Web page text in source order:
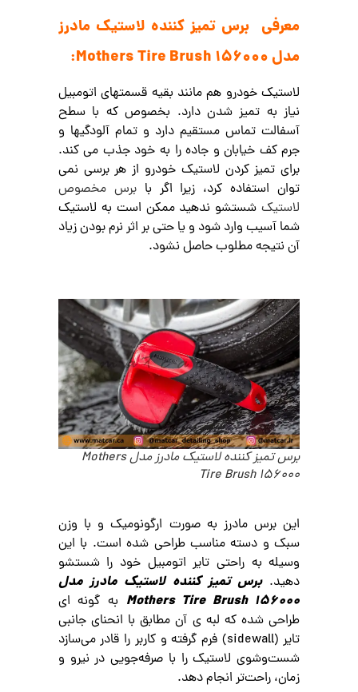
معرفی برس تمیز کننده لاستیک مادرز
مدل Mothers Tire Brush 156000:
لاستیک خودرو هم مانند بقیه قسمتهای اتومبیل
نیاز به تمیز شدن دارد. بخصوص که با سطح
آسفالت تماس مستقیم دارد و تمام آلودگیها و
جرم کف خیابان و جاده را به خود جذب می کند.
برای تمیز کردن لاستیک خودرو از هر برسی نمی
توان استفاده کرد، زیرا اگر بابرس مخصوص
لاستیک شستشو ندهید ممکن است به لاستیک
شما آسیب وارد شود و یا حتی بر اثر نرم بودن زیاد
آن نتیجه مطلوب حاصل نشود.
برس تمیز کننده لاستیک مادرز مدل Mothers
Tire Brush 156000
این برس مادرز به صورت ارگونومیک و با وزن
سبک و دسته مناسب طراحی شده است. با این
وسیله به راحتی تایر اتومبیل خود را شستشو
دهید.برس تمیز کننده لاستیک مادرز مدل
Mothers Tire Brush 156000 به‌ گونه‌ ای
طراحی شده که لبه ی آن مطابق با انحنای جانبی
تایر (sidewall) فرم گرفته و کاربر را قادر می‌سازد
شست‌وشوی لاستیک را با صرفه‌جویی در نیرو و
زمان، راحت‌تر انجام دهد.